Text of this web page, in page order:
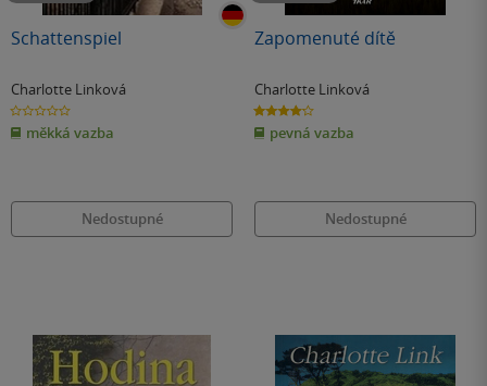
Schattenspiel
Charlotte Linková
0.0
z
5
hvězdiček
měkká vazba
Nedostupné
Zapomenuté dítě
Charlotte Linková
4.2
z
5
hvězdiček
pevná vazba
Nedostupné